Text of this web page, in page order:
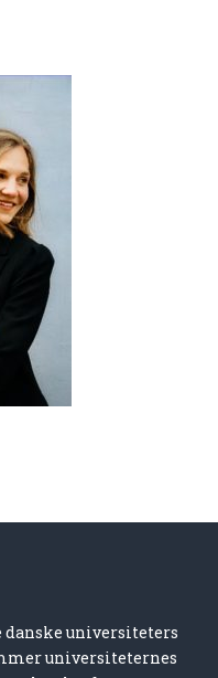
danske universiteters
universiteternes